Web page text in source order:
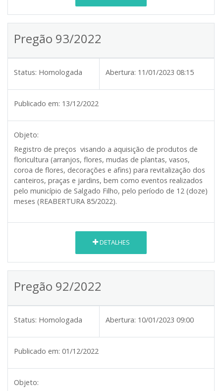
Pregão 93/2022
Status: Homologada Abertura: 11/01/2023 08:15
Publicado em: 13/12/2022
Objeto:
Registro de preços visando a aquisição de produtos de
floricultura (arranjos, flores, mudas de plantas, vasos,
coroa de flores, decorações e afins) para revitalização dos
canteiros, praças e jardins, bem como eventos realizados
pelo município de Salgado Filho, pelo período de 12 (doze)
meses (REABERTURA 85/2022).
DETALHES
Pregão 92/2022
Status: Homologada Abertura: 10/01/2023 09:00
Publicado em: 01/12/2022
Objeto: